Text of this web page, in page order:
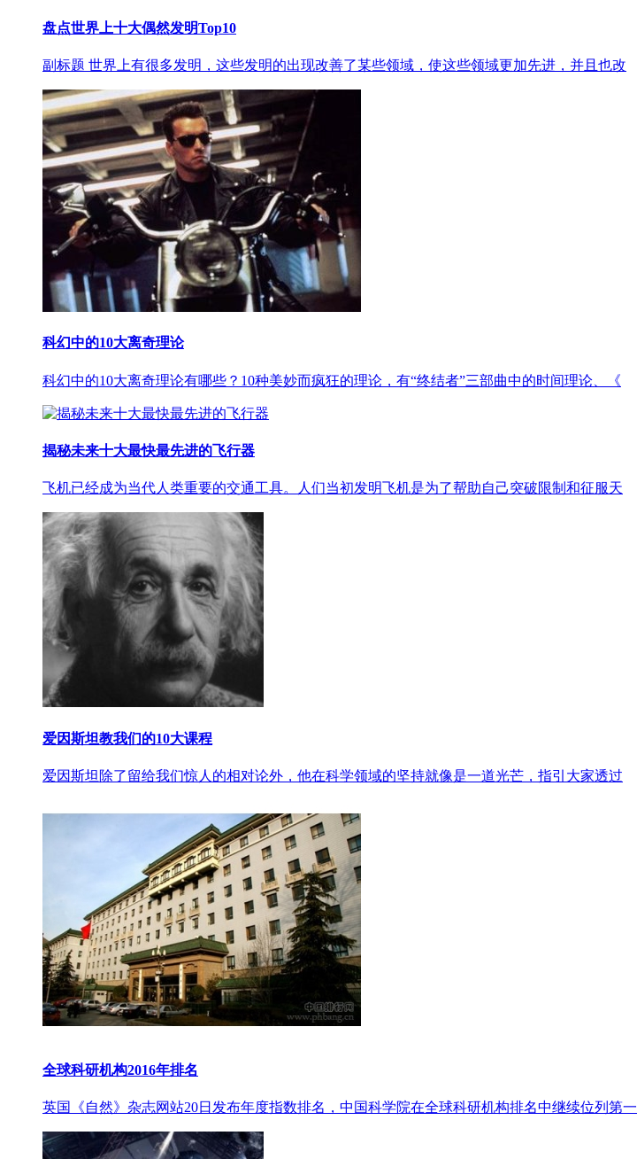
盘点世界上十大偶然发明Top10
副标题 世界上有很多发明，这些发明的出现改善了某些领域，使这些领域更加先进，并且也改
科幻中的10大离奇理论
科幻中的10大离奇理论有哪些？10种美妙而疯狂的理论，有“终结者”三部曲中的时间理论、《
揭秘未来十大最快最先进的飞行器
飞机已经成为当代人类重要的交通工具。人们当初发明飞机是为了帮助自己突破限制和征服天
爱因斯坦教我们的10大课程
爱因斯坦除了留给我们惊人的相对论外，他在科学领域的坚持就像是一道光芒，指引大家透过
全球科研机构2016年排名
英国《自然》杂志网站20日发布年度指数排名，中国科学院在全球科研机构排名中继续位列第一